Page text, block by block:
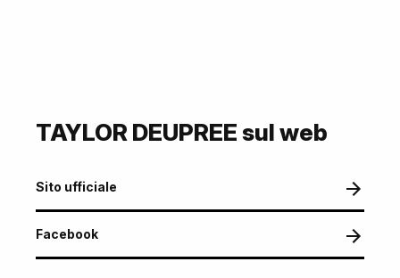
TAYLOR DEUPREE sul web
Sito ufficiale
Facebook